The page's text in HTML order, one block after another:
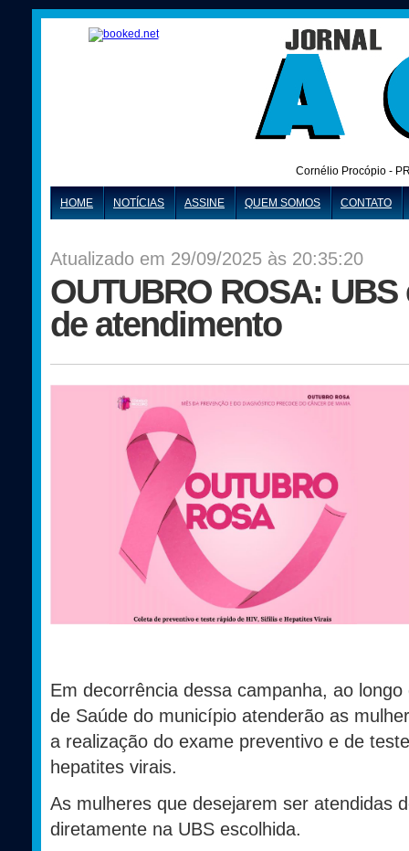
Cornélio Procópio -
HOME NOTÍCIAS ASSINE QUEM SOMOS CONTATO
Atualizado em 29/09/2025 às 20:35:20
OUTUBRO ROSA:
de atendimento
Em decorrência dessa campanha, ao
de Saúde do município atenderão as
a realização do exame preventivo e de
hepatites virais.
As mulheres que desejarem ser atendidas
diretamente na UBS escolhida.